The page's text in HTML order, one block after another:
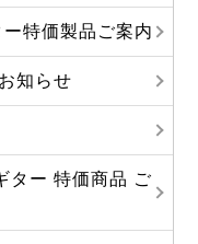
特価製品ご案内
知らせ
ター 特価商品 ご